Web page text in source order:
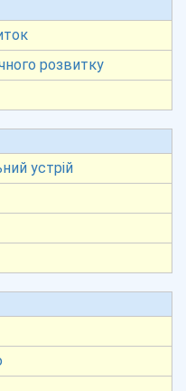
розвитку
устрій